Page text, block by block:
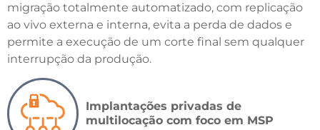
migração totalmente automatizado, com replicação
ao vivo externa e interna, evita a perda de dados e
permite a execução de um corte final sem qualquer
interrupção da produção.
Implantações privadas de
multilocação com foco em MSP